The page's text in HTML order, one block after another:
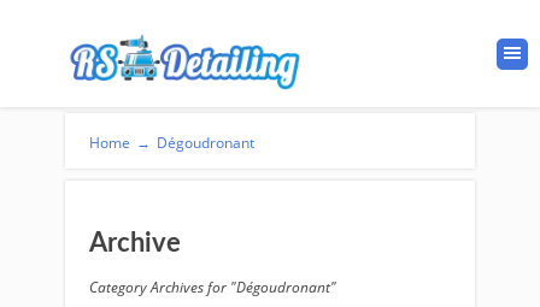
Home → Dégoudronant
Archive
Category Archives for "Dégoudronant"